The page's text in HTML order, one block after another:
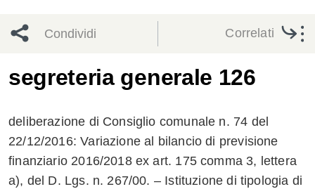
Condividi
network
Condividi
Condividi
Facebook
su
Twitter
Condividi
su
Condividi
Correlati
segreteria generale 126
deliberazione di Consiglio comunale n. 74 del
22/12/2016: Variazione al bilancio di previsione
finanziario 2016/2018 ex art. 175 comma 3, lettera
a), del D. Lgs. n. 267/00. – Istituzione di tipologia di